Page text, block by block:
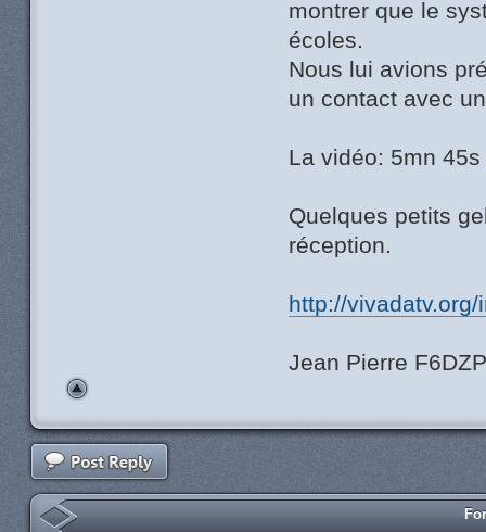
montrer que le
écoles.
Nous lui avions
un contact avec
La vidéo: 5mn
Quelques petits
réception.
http://
Jean Pierre